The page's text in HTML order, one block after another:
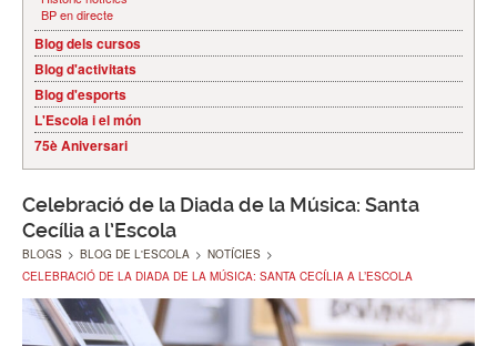
BP en directe
Blog dels cursos
Blog d'activitats
Blog d'esports
L'Escola i el món
75è Aniversari
Celebració de la Diada de la Música: Santa
Cecília a l’Escola
BLOGS > BLOG DE L'ESCOLA > NOTÍCIES >
CELEBRACIÓ DE LA DIADA DE LA MÚSICA: SANTA CECÍLIA A L’ESCOLA